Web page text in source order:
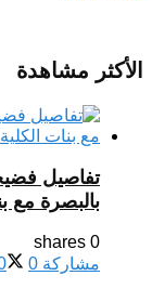
الأكثر مشاهدة
تفاصيل
بالبصرة مع
0 shares
مشاركة 0